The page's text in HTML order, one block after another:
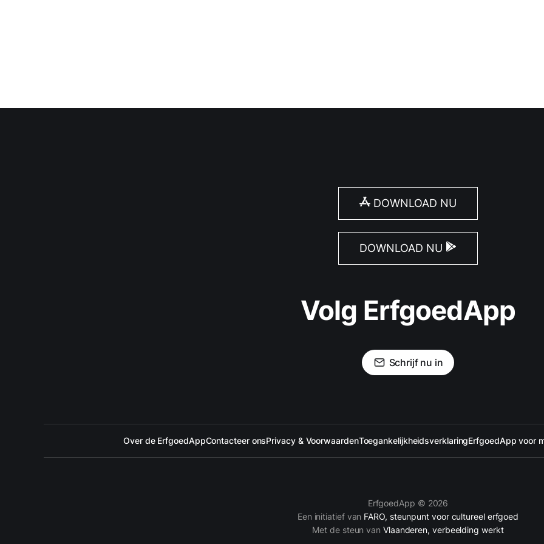
DOWNLOAD NU
DOWNLOAD NU
Volg ErfgoedApp
Schrijf nu in
Over de ErfgoedAppContacteer onsPrivacy & VoorwaardenToegankelijkheidsverklaringErfgoedApp voor
ErfgoedApp © 2026
Een initiatief van FARO, steunpunt voor cultureel erfgoed
Met de steun van Vlaanderen, verbeelding werkt